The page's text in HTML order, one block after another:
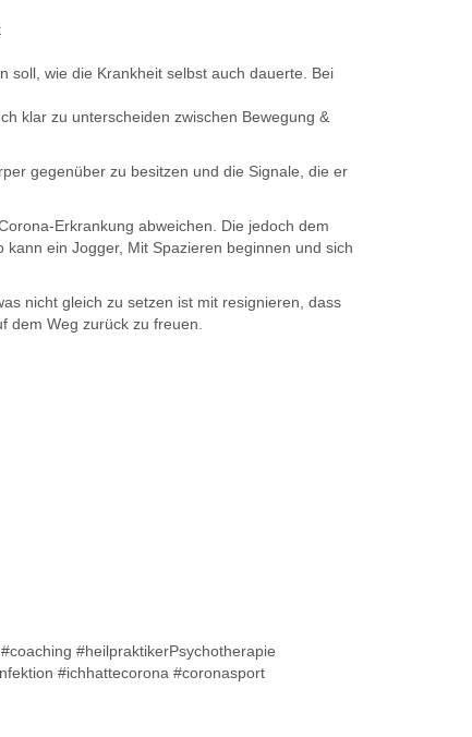
soll, wie die Krankheit selbst auch dauerte. Bei
klar zu unterscheiden zwischen Bewegung &
gegenüber zu besitzen und die Signale, die er
Erkrankung abweichen. Die jedoch dem
ein Jogger, Mit Spazieren beginnen und sich
nicht gleich zu setzen ist mit resignieren, dass
dem Weg zurück zu freuen.
#heilpraktikerPsychotherapie
#ichhattecorona #coronasport